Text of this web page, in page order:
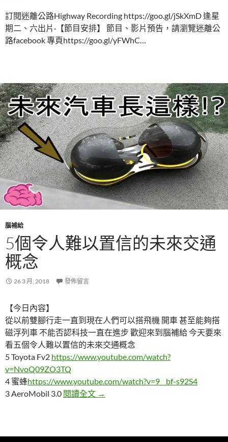
訂閱迷離公路Highway Recording https://goo.gl/jSkXmD 逢星
期二、六出片·【節目安排】 節目、影片預告，請瀏覽迷離公
路facebook 專頁https://goo.gl/yFWhC…
腦補給
5個令人難以置信的未來交通
概念
26 3 月, 2018 發佈留言
【今日內容】
從以前雙腳行走一直到現在人們可以搭飛機 開車 甚至能夠搭
磁浮列車 不能否認科技一直在進步 歡迎來到腦補給 今天要來
看五個令人難以置信的未來交通概念
5 Toyota Fv2 https://www.youtube.com/watch?
v=NvoQ09ZO3TQ
4 蜜蜂https://www.youtube.com/watch?v=9__bf-s92S4
3 AeroMobil 3.0 閱讀全文 5個令人難以置信的未來交通概念
→